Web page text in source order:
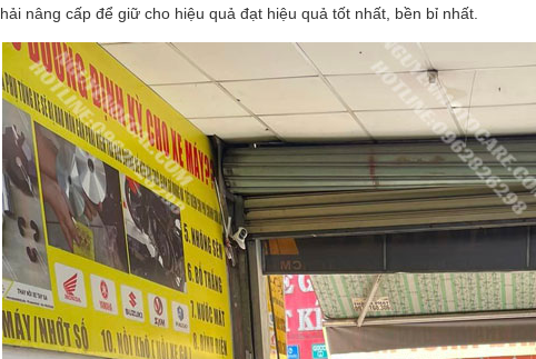
nâng cấp để giữ cho hiệu quả đạt hiệu quả tốt nhất, bền bỉ nhất.